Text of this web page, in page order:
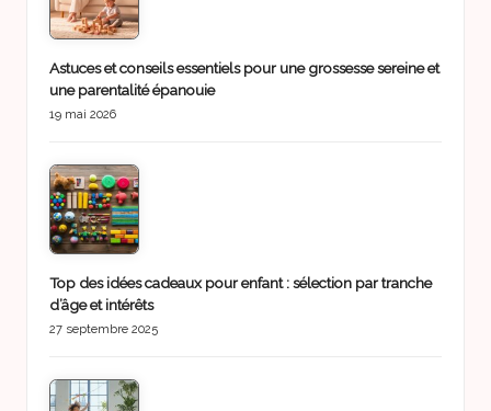
Astuces et conseils essentiels pour une grossesse sereine et
une parentalité épanouie
19 mai 2026
Top des idées cadeaux pour enfant : sélection par tranche
d’âge et intérêts
27 septembre 2025